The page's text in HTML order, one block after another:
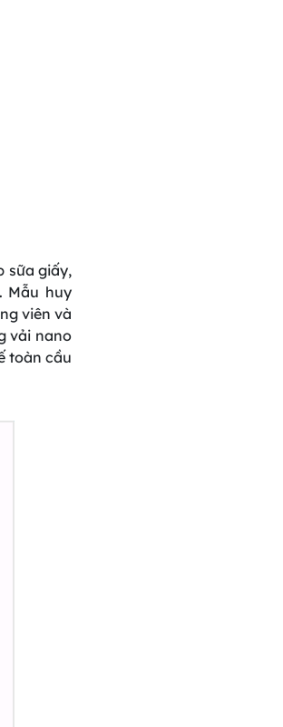
sữa giấy,
Mẫu huy
viên và
vải nano
toàn cầu